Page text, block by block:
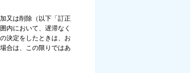
又は削除（以下「訂正
内において、遅滞なく
決定をしたときは、お
合は、この限りではあ